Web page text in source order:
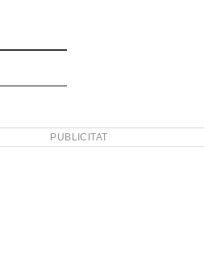
PUBLICITAT